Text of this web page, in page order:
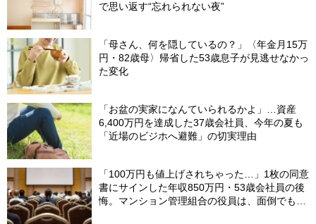
で思い返す“忘れられない夜”
「母さん、何を隠しているの？」〈年金月15万
円・82歳母〉帰省した53歳息子が見逃せなかっ
た変化
「お盆の実家になんていられるかよ」…資産
6,400万円を達成した37歳会社員、今年の夏も
「近場のビジホへ避難」の切実理由
「100万円も値上げされちゃった…」1枚の同意
書にサインした年収850万円・53歳会社員の後
悔。マンション管理組合の役員は、面倒でも自